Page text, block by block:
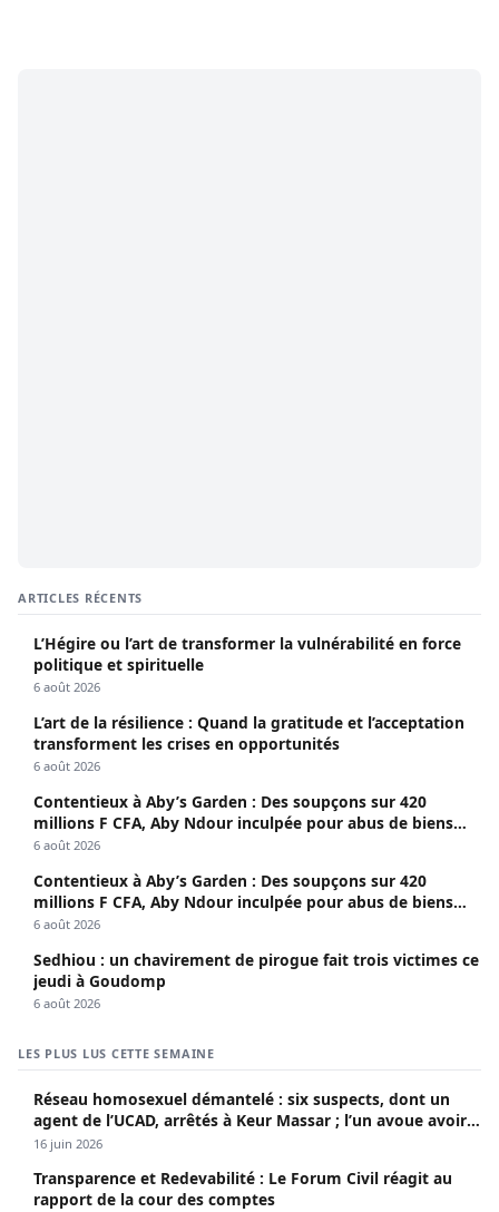
ARTICLES RÉCENTS
L’Hégire ou l’art de transformer la vulnérabilité en force
politique et spirituelle
6 août 2026
L’art de la résilience : Quand la gratitude et l’acceptation
transforment les crises en opportunités
6 août 2026
Contentieux à Aby’s Garden : Des soupçons sur 420
millions F CFA, Aby Ndour inculpée pour abus de biens
sociaux
6 août 2026
Contentieux à Aby’s Garden : Des soupçons sur 420
millions F CFA, Aby Ndour inculpée pour abus de biens
sociaux
6 août 2026
Sedhiou : un chavirement de pirogue fait trois victimes ce
jeudi à Goudomp
6 août 2026
LES PLUS LUS CETTE SEMAINE
Réseau homosexuel démantelé : six suspects, dont un
agent de l’UCAD, arrêtés à Keur Massar ; l’un avoue avoir
propagé le VIH depuis 2018
16 juin 2026
Transparence et Redevabilité : Le Forum Civil réagit au
rapport de la cour des comptes